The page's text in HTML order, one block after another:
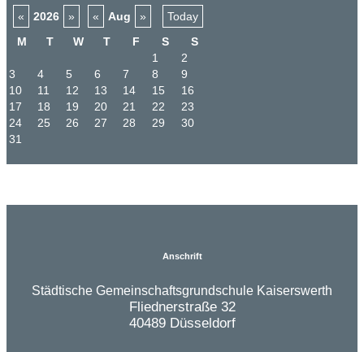
« 2026 » « Aug »
Today
M
T W T F S
S
1
2
3
4 5 6 7 8
9
10
11 12 13 14 15
16
17
18 19 20 21 22
23
24
25 26 27 28 29
30
31
Anschrift
Städtische Gemeinschaftsgrundschule Kaiserswerth
Fliednerstraße 32
40489 Düsseldorf